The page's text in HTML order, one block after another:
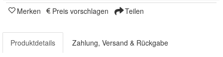
Merken Preis vorschlagen Teilen
Produktdetails Zahlung, Versand & Rückgabe